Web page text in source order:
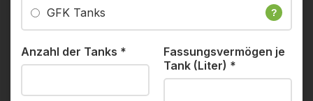
GFK Tanks ?
Anzahl der Tanks *
Fassungsvermögen je
Tank (Liter) *